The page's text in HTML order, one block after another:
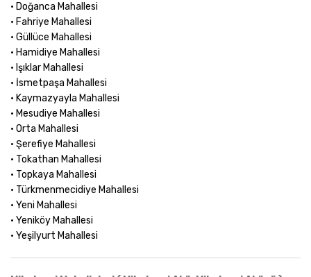
• Doğanca Mahallesi
• Fahriye Mahallesi
• Güllüce Mahallesi
• Hamidiye Mahallesi
• Işıklar Mahallesi
• İsmetpaşa Mahallesi
• Kaymazyayla Mahallesi
• Mesudiye Mahallesi
• Orta Mahallesi
• Şerefiye Mahallesi
• Tokathan Mahallesi
• Topkaya Mahallesi
• Türkmenmecidiye Mahallesi
• Yeni Mahallesi
• Yeniköy Mahallesi
• Yeşilyurt Mahallesi